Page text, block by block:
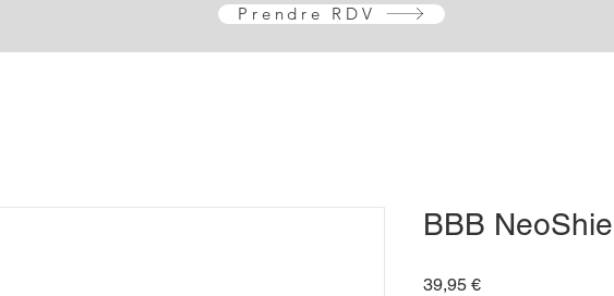
Prendre RDV
BBB
39,95 €Prix